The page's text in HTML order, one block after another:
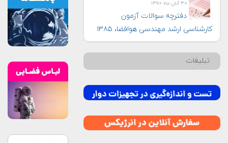
۳۰ آبان ماه ۱۳۹۰
دفترچه سوالات آزمون
کارشناسی ارشد مهندسی هوافضا، ۱۳۸۵
تبلیغات